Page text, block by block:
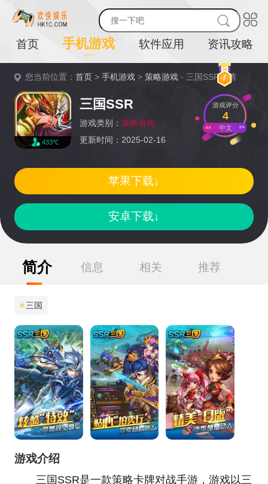
首页 手机游戏 软件应用 资讯攻略
您当前位置：首页 >手机游戏 >策略游戏 - 三国SSR详情
433℃
三国SSR
游戏类别： 策略游戏
更新时间：2025-02-16
游戏评分
4
中文
安卓下载↓
苹果下载↓
简介 信息 相关 推荐
#三国
游戏介绍
三国SSR是一款策略卡牌对战手游，游戏以三